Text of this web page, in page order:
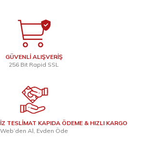
GÜVENLİ ALIŞVERİŞ
256 Bit Rapid SSL
TESLİMAT KAPIDA ÖDEME & HIZLI KARGO
Web’den Al, Evden Öde